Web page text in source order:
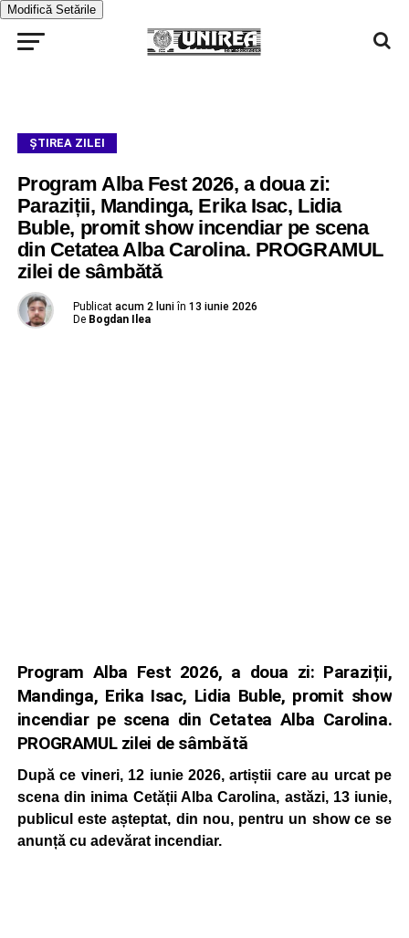
Modifică Setările
ŞTIREA ZILEI
Program Alba Fest 2026, a doua zi:
Paraziții, Mandinga, Erika Isac, Lidia
Buble, promit show incendiar pe scena
din Cetatea Alba Carolina. PROGRAMUL
zilei de sâmbătă
Publicat acum 2 luni în 13 iunie 2026
De Bogdan Ilea
Program Alba Fest 2026, a doua zi: Paraziții,
Mandinga, Erika Isac, Lidia Buble, promit show
incendiar pe scena din Cetatea Alba Carolina.
PROGRAMUL zilei de sâmbătă
După ce vineri, 12 iunie 2026, artiștii care au urcat pe
scena din inima Cetății Alba Carolina, astăzi, 13 iunie,
publicul este așteptat, din nou, pentru un show ce se
anunță cu adevărat incendiar.